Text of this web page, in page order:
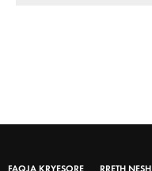
FAQJA KRYESORE RRETH NESH